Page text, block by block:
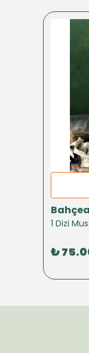
1 Dizi
₺